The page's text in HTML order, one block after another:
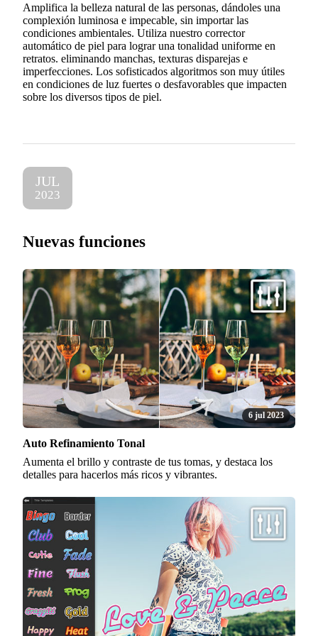
Amplifica la belleza natural de las personas, dándoles una
complexión luminosa e impecable, sin importar las
condiciones ambientales. Utiliza nuestro corrector
automático de piel para lograr una tonalidad uniforme en
retratos. eliminando manchas, texturas disparejas e
imperfecciones. Los sofisticados algoritmos son muy útiles
en condiciones de luz fuertes o desfavorables que impacten
sobre los diversos tipos de piel.
JUL
2023
Nuevas funciones
6 jul 2023
Auto Refinamiento Tonal
Aumenta el brillo y contraste de tus tomas, y destaca los
detalles para hacerlos más ricos y vibrantes.